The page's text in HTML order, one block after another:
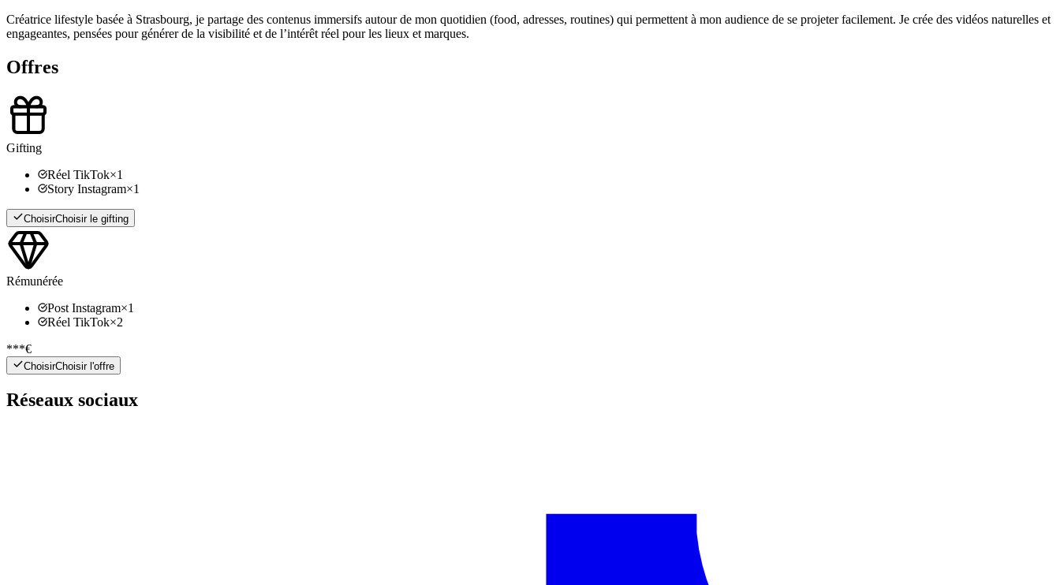
Créatrice lifestyle basée à Strasbourg, je partage des contenus immersifs autour de mon quotidien (food, adresses, routines) qui permettent à mon audience de se projeter facilement. Je crée des vidéos naturelles et
engageantes, pensées pour générer de la visibilité et de l’intérêt réel pour les lieux et marques.
Offres
Gifting
Réel TikTok×1
Story Instagram×1
ChoisirChoisir le gifting
Rémunérée
Post Instagram×1
Réel TikTok×2
***€
ChoisirChoisir l'offre
Réseaux sociaux